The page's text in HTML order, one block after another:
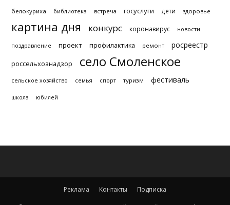
белокуриха библиотека встреча госуслуги дети здоровье
картина дня конкурс коронавирус новости
поздравление проект профилактика ремонт росреестр
россельхознадзор село Смоленское
сельское хозяйство семья спорт туризм фестиваль
школа юбилей
Реклама Контакты Подписка